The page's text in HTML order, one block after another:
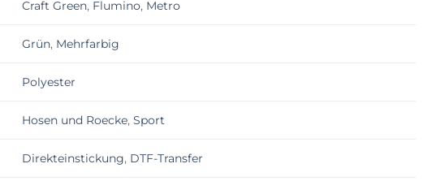
Craft Green, Flumino, Metro
Grün, Mehrfarbig
Polyester
Hosen und Roecke,Sport
Direkteinstickung, DTF-Transfer